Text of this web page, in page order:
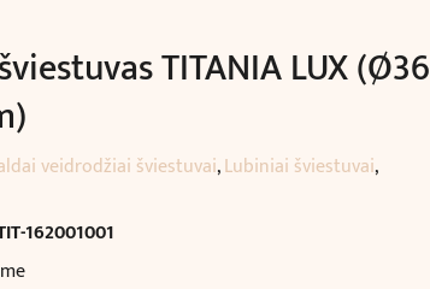
TITANIA LUX (Ø36
veidrodžiai šviestuvai,Lubiniai šviestuvai,
162001001